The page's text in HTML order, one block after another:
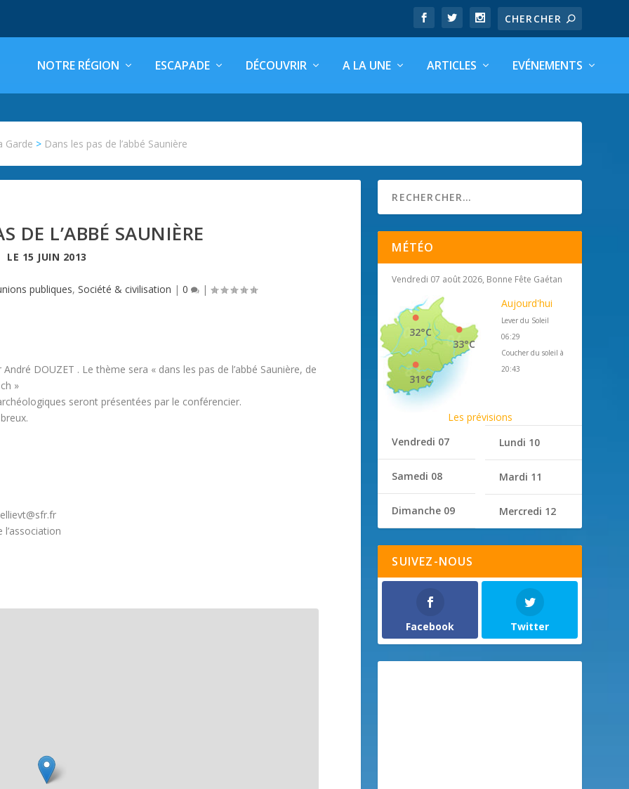
NOTRE RÉGION ESCAPADE DÉCOUVRIR A LA UNE ARTICLES EVÉNEMENTS
Garde > Dans les pas de l’abbé Saunière
DE L’ABBÉ SAUNIÈRE
LE 15 JUIN 2013
publiques, Société & civilisation | 0 |
DOUZET . Le thème sera « dans les pas de l’abbé Saunière, de
»
seront présentées par le conférencier.
MÉTÉO
Vendredi 07 août 2026, Bonne Fête Gaétan
33°C
32°C
31°C
Aujourd'hui
Lever du Soleil
06:29
Coucher du soleil à
20:43
Les prévisions
Vendredi 07
Samedi 08
Dimanche 09
Lundi 10
Mardi 11
Mercredi 12
SUIVEZ-NOUS
Facebook Twitter